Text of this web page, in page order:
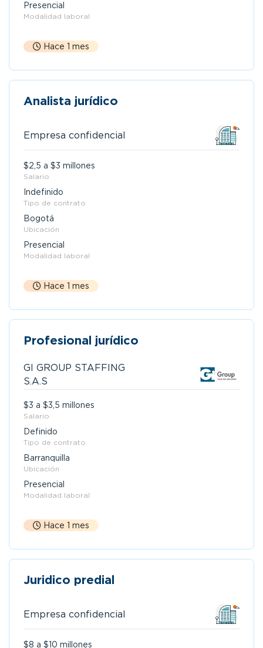
Presencial
Modalidad laboral
Hace 1 mes
Analista jurídico
Empresa confidencial
$2,5 a $3 millones
Salario
Indefinido
Tipo de contrato
Bogotá
Ubicación
Presencial
Modalidad laboral
Hace 1 mes
Profesional jurídico
GI GROUP STAFFING
S.A.S
$3 a $3,5 millones
Salario
Definido
Tipo de contrato
Barranquilla
Ubicación
Presencial
Modalidad laboral
Hace 1 mes
Juridico predial
Empresa confidencial
$8 a $10 millones